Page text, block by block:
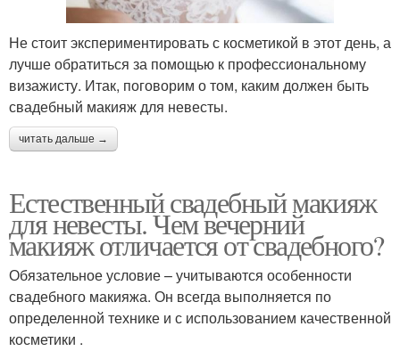
Не стоит экспериментировать с косметикой в этот день, а
лучше обратиться за помощью к профессиональному
визажисту. Итак, поговорим о том, каким должен быть
свадебный макияж для невесты.
читать дальше →
Естественный свадебный макияж
для невесты. Чем вечерний
макияж отличается от свадебного?
Обязательное условие – учитываются особенности
свадебного макияжа. Он всегда выполняется по
определенной технике и с использованием качественной
косметики .